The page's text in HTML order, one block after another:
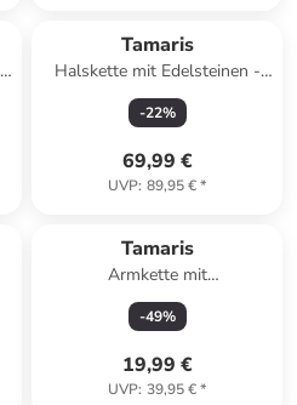
Tamaris
Halskette mit Edelsteinen -
(L)42 cm
-22%
69,99 €
UVP: 89,95 €*
Tamaris
Armkette mit
Schmuckelement
-49%
19,99 €
UVP: 39,95 €*